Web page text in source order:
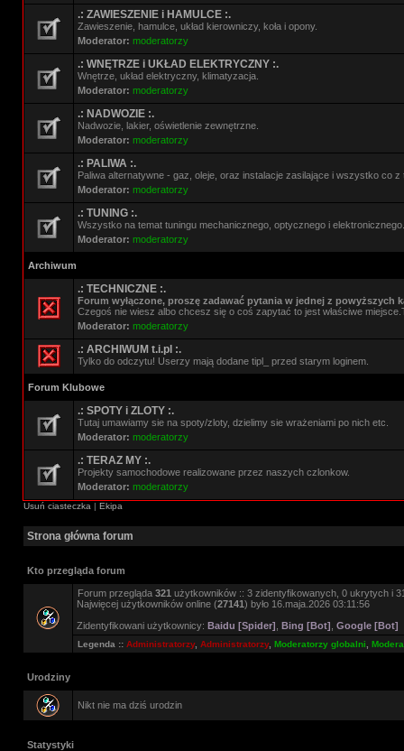
.: ZAWIESZENIE i HAMULCE :.
Zawieszenie, hamulce, układ kierowniczy, koła i opony.
Moderator: moderatorzy
.: WNĘTRZE i UKŁAD ELEKTRYCZNY :.
Wnętrze, układ elektryczny, klimatyzacja.
Moderator: moderatorzy
.: NADWOZIE :.
Nadwozie, lakier, oświetlenie zewnętrzne.
Moderator: moderatorzy
.: PALIWA :.
Paliwa alternatywne - gaz, oleje, oraz instalacje zasilające i wszystko co z
Moderator: moderatorzy
.: TUNING :.
Wszystko na temat tuningu mechanicznego, optycznego i elektronicznego.
Moderator: moderatorzy
Archiwum
.: TECHNICZNE :.
Forum wyłączone, proszę zadawać pytania w jednej z powyższych
Czegoś nie wiesz albo chcesz się o coś zapytać to jest właściwe
Moderator: moderatorzy
.: ARCHIWUM t.i.pl :.
Tylko do odczytu! Userzy mają dodane tipl_ przed starym loginem.
Forum Klubowe
.: SPOTY i ZLOTY :.
Tutaj umawiamy sie na spoty/zloty, dzielimy sie wrażeniami po nich etc.
Moderator: moderatorzy
.: TERAZ MY :.
Projekty samochodowe realizowane przez naszych czlonkow.
Moderator: moderatorzy
Usuń ciasteczka | Ekipa
Strona główna forum
Kto przegląda forum
Forum przegląda 321 użytkowników :: 3 zidentyfikowanych, 0 ukrytych i
Najwięcej użytkowników online (27141) było 16.maja.2026 03:11:56
Zidentyfikowani użytkownicy: Baidu [Spider] Bing [Bot] Google [Bot]
Legenda :: Administratorzy, Administratorzy, Moderatorzy globalni
Urodziny
Nikt nie ma dziś urodzin
Statystyki